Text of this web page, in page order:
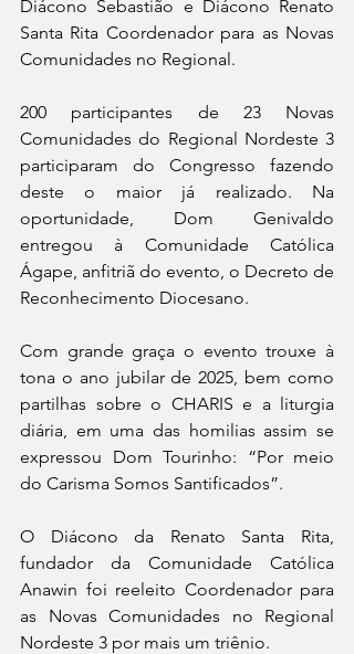
Diácono Sebastião e Diácono Renato
Santa Rita Coordenador para as Novas
Comunidades no Regional.
200 participantes de 23 Novas
Comunidades do Regional Nordeste 3
participaram do Congresso fazendo
deste o maior já realizado. Na
oportunidade, Dom Genivaldo
entregou à Comunidade Católica
Ágape, anfitriã do evento, o Decreto de
Reconhecimento Diocesano.
Com grande graça o evento trouxe à
tona o ano jubilar de 2025, bem como
partilhas sobre o CHARIS e a liturgia
diária, em uma das homilias assim se
expressou Dom Tourinho: “Por meio
do Carisma Somos Santificados”.
O Diácono da Renato Santa Rita,
fundador da Comunidade Católica
Anawin foi reeleito Coordenador para
as Novas Comunidades no Regional
Nordeste 3 por mais um triênio.